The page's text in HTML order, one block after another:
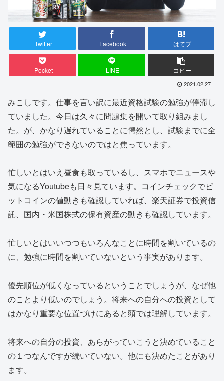
Twitter Facebook はてブ
Pocket LINE コピー
2021.02.27
みこしです。仕事を言い訳に最近資格試験の勉強が停滞し
ていました。今日は久々に問題集を開いて取り組みまし
た。が、かなり遅れていることに愕然とし、試験までに全
範囲の勉強ができないのではと焦っています。
忙しいとはいえ昼食も取っているし、スマホでニュースや
気になるYoutubeも日々見ています。コインチェックでビ
ットコインの値動きも確認していれば、楽天証券で投資信
託、国内・米国株式の保有資産の動きも確認しています。
忙しいとはいいつつもいろんなことに時間を割いているの
に、勉強に時間を割いていないという事実があります。
優先順位が低くなっているということでしょうが、なぜ他
のことより低いのでしょう。将来への自分への投資として
はかなり重要な位置づけにあると頭では理解しています。
将来への自分の投資、あらがっていこうと決めていること
の１つなんですが続いていない。他にも決めたことがあり
ます。